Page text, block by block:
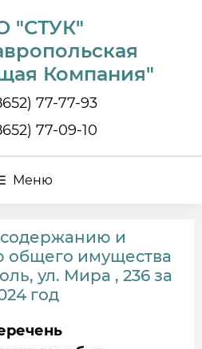
"СТУК"
Компания"
77-77-93
77-09-10
Меню
и
общего имущества
ул. Мира , 236 за
год